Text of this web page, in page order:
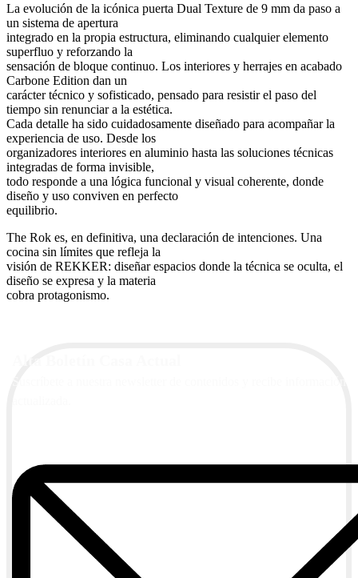
La evolución de la icónica puerta Dual Texture de 9 mm da paso a
un sistema de apertura
integrado en la propia estructura, eliminando cualquier elemento
superfluo y reforzando la
sensación de bloque continuo. Los interiores y herrajes en acabado
Carbone Edition dan un
carácter técnico y sofisticado, pensado para resistir el paso del
tiempo sin renunciar a la estética.
Cada detalle ha sido cuidadosamente diseñado para acompañar la
experiencia de uso. Desde los
organizadores interiores en aluminio hasta las soluciones técnicas
integradas de forma invisible,
todo responde a una lógica funcional y visual coherente, donde
diseño y uso conviven en perfecto
equilibrio.
The Rok es, en definitiva, una declaración de intenciones. Una
cocina sin límites que refleja la
visión de REKKER: diseñar espacios donde la técnica se oculta, el
diseño se expresa y la materia
cobra protagonismo.